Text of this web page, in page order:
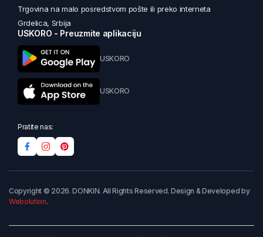
Trgovina na malo posredstvom pošte ili preko interneta
Grdelica, Srbija
USKORO - Preuzmite aplikaciju
USKORO
USKORO
Pratite nas:
Copyright © 2026. DONKIN. All Rights Reserved. Design & Developed by
Webolution.